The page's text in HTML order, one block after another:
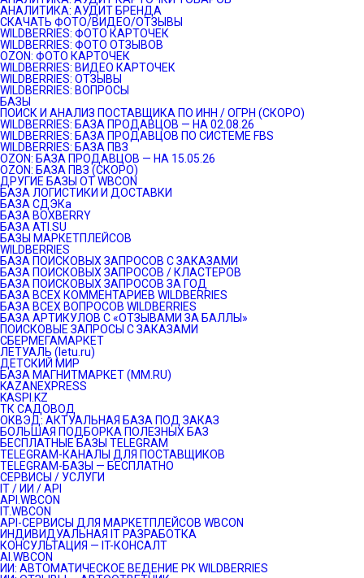
АНАЛИТИКА: АУДИТ БРЕНДА
СКАЧАТЬ ФОТО/ВИДЕО/ОТЗЫВЫ
WILDBERRIES: ФОТО КАРТОЧЕК
WILDBERRIES: ФОТО ОТЗЫВОВ
OZON: ФОТО КАРТОЧЕК
WILDBERRIES: ВИДЕО КАРТОЧЕК
WILDBERRIES: ОТЗЫВЫ
WILDBERRIES: ВОПРОСЫ
БАЗЫ
ПОИСК И АНАЛИЗ ПОСТАВЩИКА ПО ИНН / ОГРН (СКОРО)
WILDBERRIES: БАЗА ПРОДАВЦОВ — НА 02.08.26
WILDBERRIES: БАЗА ПРОДАВЦОВ ПО СИСТЕМЕ FBS
WILDBERRIES: БАЗА ПВЗ
OZON: БАЗА ПРОДАВЦОВ — НА 15.05.26
OZON: БАЗА ПВЗ (СКОРО)
ДРУГИЕ БАЗЫ ОТ WBCON
БАЗА ЛОГИСТИКИ И ДОСТАВКИ
БАЗА СДЭКа
БАЗА BOXBERRY
БАЗА ATI.SU
БАЗЫ МАРКЕТПЛЕЙСОВ
WILDBERRIES
БАЗА ПОИСКОВЫХ ЗАПРОСОВ С ЗАКАЗАМИ
БАЗА ПОИСКОВЫХ ЗАПРОСОВ / КЛАСТЕРОВ
БАЗА ПОИСКОВЫХ ЗАПРОСОВ ЗА ГОД
БАЗА ВСЕХ КОММЕНТАРИЕВ WILDBERRIES
БАЗА ВСЕХ ВОПРОСОВ WILDBERRIES
БАЗА АРТИКУЛОВ С «ОТЗЫВАМИ ЗА БАЛЛЫ»
ПОИСКОВЫЕ ЗАПРОСЫ С ЗАКАЗАМИ
СБЕРМЕГАМАРКЕТ
ЛЕТУАЛЬ (letu.ru)
ДЕТСКИЙ МИР
БАЗА МАГНИТМАРКЕТ (MM.RU)
KAZANEXPRESS
KASPI.KZ
ТК САДОВОД
ОКВЭД: АКТУАЛЬНАЯ БАЗА ПОД ЗАКАЗ
БОЛЬШАЯ ПОДБОРКА ПОЛЕЗНЫХ БАЗ
БЕСПЛАТНЫЕ БАЗЫ TELEGRAM
TELEGRAM-КАНАЛЫ ДЛЯ ПОСТАВЩИКОВ
TELEGRAM-БАЗЫ — БЕСПЛАТНО
СЕРВИСЫ / УСЛУГИ
IT / ИИ / API
API.WBCON
IT.WBCON
API-СЕРВИСЫ ДЛЯ МАРКЕТПЛЕЙСОВ WBCON
ИНДИВИДУАЛЬНАЯ IT РАЗРАБОТКА
КОНСУЛЬТАЦИЯ — IT-КОНСАЛТ
AI.WBCON
ИИ: АВТОМАТИЧЕСКОЕ ВЕДЕНИЕ РК WILDBERRIES